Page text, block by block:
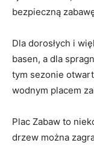
bezpieczną
Dla dorosłych i
basen, a dla
tym sezonie
wodnym placem
Plac Zabaw to
drzew można